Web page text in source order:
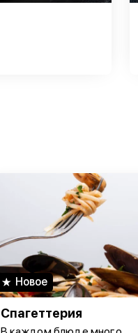
Новое
Спагеттерия